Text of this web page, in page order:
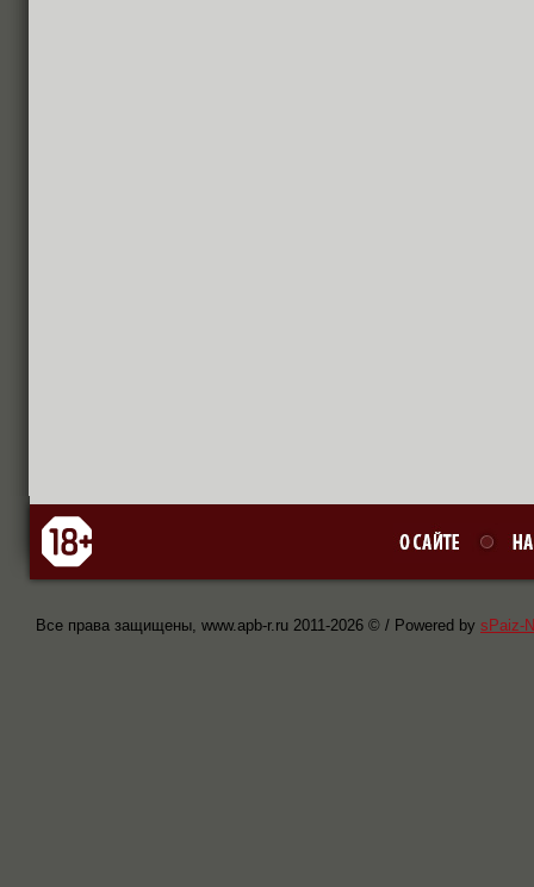
Все права защищены, www.apb-r.ru 2011-2026 © / Powered by sPaiz-